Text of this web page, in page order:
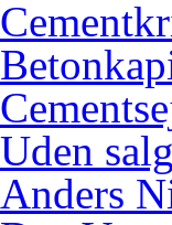
Uden
Anders